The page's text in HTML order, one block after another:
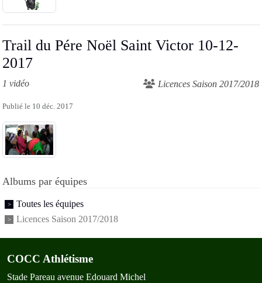
Trail du Pére Noël Saint Victor 10-12-
2017
1 vidéo Licences Saison 2017/2018
Publié le 10 déc. 2017
Albums par équipes
Toutes les équipes
Licences Saison 2017/2018
COCC Athlétisme
Stade Pareau avenue Edouard Michel